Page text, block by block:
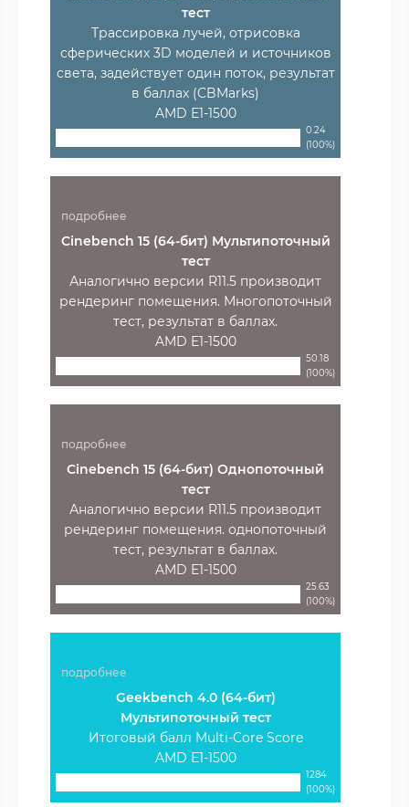
тест
Трассировка лучей, отрисовка
сферических 3D моделей и источников
света, задействует один поток, результат
в баллах (CBMarks)
AMD E1-1500
0.24
(100%)
подробнее
Cinebench 15 (64-бит) Мультипоточный
тест
Аналогично версии R11.5 производит
рендеринг помещения. Многопоточный
тест, результат в баллах.
AMD E1-1500
50.18
(100%)
подробнее
Cinebench 15 (64-бит) Однопоточный
тест
Аналогично версии R11.5 производит
рендеринг помещения. однопоточный
тест, результат в баллах.
AMD E1-1500
25.63
(100%)
подробнее
Geekbench 4.0 (64-бит)
Мультипоточный тест
Итоговый балл Multi-Core Score
AMD E1-1500
1284
(100%)